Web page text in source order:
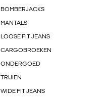
BOMBERJACKS
MANTALS
LOOSE FIT JEANS
CARGOBROEKEN
ONDERGOED
TRUIEN
WIDE FIT JEANS